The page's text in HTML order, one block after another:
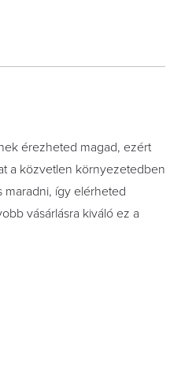
érezheted magad, ezért
a közvetlen környezetedben
maradni, így elérheted
vásárlásra kiváló ez a